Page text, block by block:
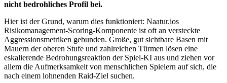
nicht bedrohliches Profil bei.
Hier ist der Grund, warum dies funktioniert: Naatur.ios
Risikomanagement-Scoring-Komponente ist oft an versteckte
Aggressionsmetriken gebunden. Große, gut sichtbare Basen mit
Mauern der oberen Stufe und zahlreichen Türmen lösen eine
eskalierende Bedrohungsreaktion der Spiel-KI aus und ziehen vor
allem die Aufmerksamkeit von menschlichen Spielern auf sich, die
nach einem lohnenden Raid-Ziel suchen.